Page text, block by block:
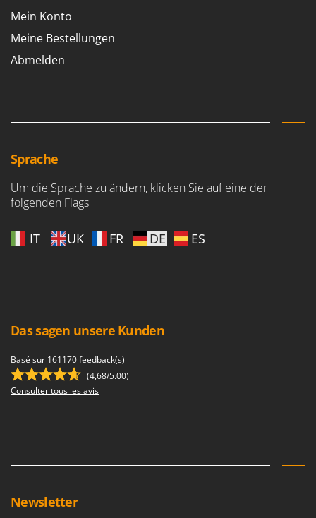
Plasmaschneider
Poolroboter
Pools
R
Rasenmäher
Rasentraktoren Aufsitzmäher
Rasentrimmer - Kantenschneider
Rasentrimmer - Motorsensen - Freischneider
Scheibenpflüge
Schneefräsen
Schneeräumer
Schrotmühlen - elektrisch
Seilwinden - Motorseilwinden
Sichelmulcher für Traktoren
Gardena
Garofalo
Girmi
GRAEF
GreenBay
GYS
H
Hailo
Helvi
Mein Konto
Meine Bestellungen
Abmelden
Sprache
Um die Sprache zu ändern, klicken Sie auf eine der
folgenden Flags
IT UK FR DE ES
Das sagen unsere Kunden
Basé sur 161170 feedback(s)
(4,68/5.00)
Consulter tous les avis
Newsletter